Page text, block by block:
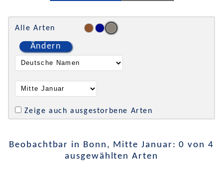
Alle Arten
Ändern
Zeige auch ausgestorbene Arten
Beobachtbar in Bonn, Mitte Januar: 0 von 4
ausgewählten Arten